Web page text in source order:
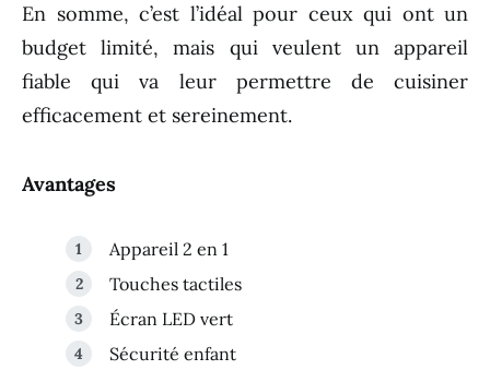
En somme, c’est l’idéal pour ceux qui ont un
budget limité, mais qui veulent un appareil
fiable qui va leur permettre de cuisiner
efficacement et sereinement.
Avantages
Appareil 2 en 1
Touches tactiles
Écran LED vert
Sécurité enfant